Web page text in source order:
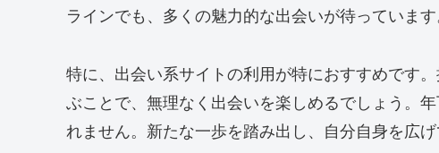
ラインでも、多くの魅力的な出会いが待っています
特に、出会い系サイトの利用が特におすすめです
ぶことで、無理なく出会いを楽しめるでしょう。
れません。新たな一歩を踏み出し、自分自身を広げ